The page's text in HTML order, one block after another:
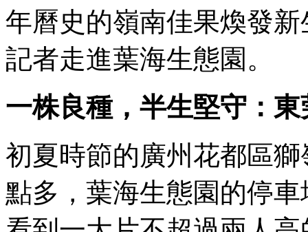
年曆史的嶺南佳果煥發
記者走進葉海生態園。
一株良種，半生堅守：
初夏時節的廣州花都區
點多，葉海生態園的停